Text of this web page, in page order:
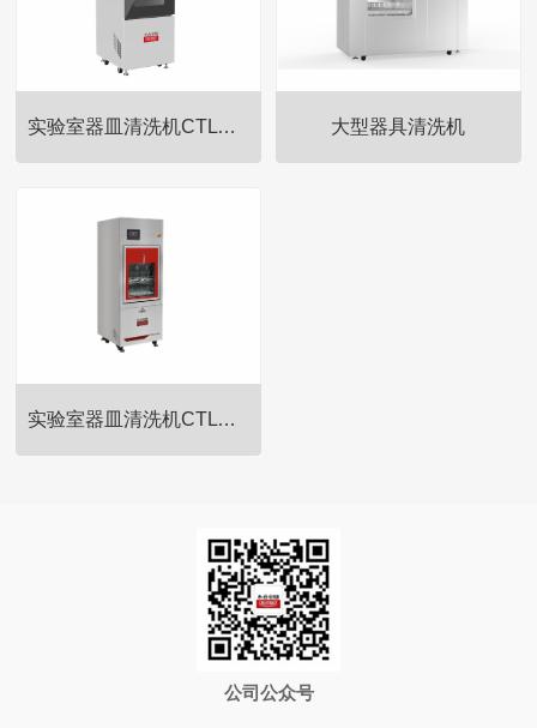
实验室器皿清洗机CTLW-280
取式冻存架，适用于各种品牌立
式超低温冰箱。
大型器具清洗机
实验室器皿清洗机CTLW-320
公司公众号